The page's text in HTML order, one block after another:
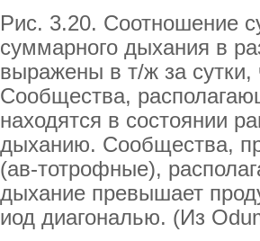
Рис. 3.20. Соотношение
суммарного дыхания в
выражены в т/ж за сутки,
Сообщества,
находятся в состоянии
дыханию. Сообщества,
(ав-тотрофные),
дыхание превышает
иод диагональю. (Из